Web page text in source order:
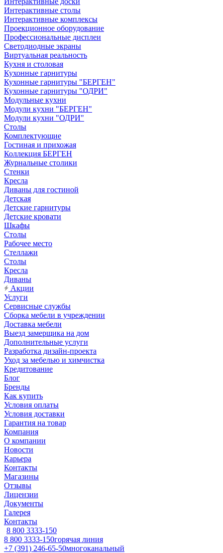
Интерактивные столы
Интерактивные комплексы
Проекционное оборудование
Профессиональные дисплеи
Светодиодные экраны
Виртуальная реальность
Кухня и столовая
Кухонные гарнитуры
Кухонные гарнитуры "БЕРГЕН"
Кухонные гарнитуры "ОДРИ"
Модульные кухни
Модули кухни "БЕРГЕН"
Модули кухни "ОДРИ"
Столы
Комплектующие
Гостиная и прихожая
Коллекция БЕРГЕН
Журнальные столики
Стенки
Кресла
Диваны для гостиной
Детская
Детские гарнитуры
Детские кровати
Шкафы
Столы
Рабочее место
Стеллажи
Столы
Кресла
Диваны
Акции
Услуги
Сервисные службы
Сборка мебели в учреждении
Доставка мебели
Выезд замерщика на дом
Дополнительные услуги
Разработка дизайн-проекта
Уход за мебелью и химчистка
Кредитование
Блог
Бренды
Как купить
Условия оплаты
Условия доставки
Гарантия на товар
Компания
О компании
Новости
Карьера
Контакты
Магазины
Отзывы
Лицензии
Документы
Галерея
Контакты
8 800 3333-150
8 800 3333-150горячая линия
+7 (391) 246-65-50многоканальный